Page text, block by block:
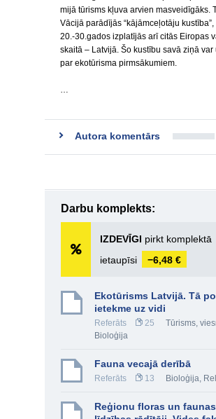
mijā tūrisms kļuva arvien masveidīgāks.
Vācijā parādījās “kājāmceļotāju kustība”,
20.-30.gados izplatījās arī citās Eiropas
skaitā – Latvijā. Šo kustību savā ziņā var
par ekotūrisma pirmsākumiem.
…
Autora komentārs
Darbu komplekts:
IZDEVĪGI pirkt komplektā
ietaupīsi
−6,48 €
Ekotūrisms Latvijā. Tā
ietekme uz vidi
Referāts 25 Tūrisms,
Bioloģija
Fauna vecajā derībā
Referāts 13 Bioloģija,
Reģionu floras un faunas